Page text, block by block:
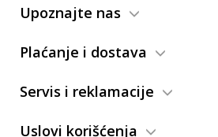
Upoznajte nas
Plaćanje i dostava
Servis i reklamacije
Uslovi korišćenja